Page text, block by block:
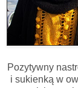
Pozytywny
i sukienką w